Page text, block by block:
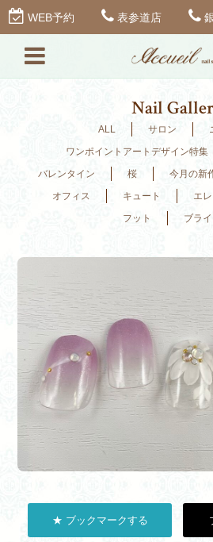
WEB予約 表参道店
Nail
ALL サロン
ワンポイントアートデザイン特集
バレンタイン
桜 今月の新
オフィス
キュート エ
フット
ブラ
★ ブックマークする